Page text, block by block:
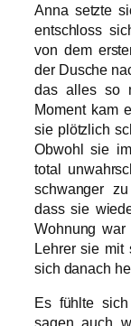
Anna setzte
entschloss
von dem
der Dusche
das alles so
Moment kam
sie plötzlich
Obwohl sie
total
schwanger
dass sie
Wohnung
Lehrer sie mit
sich danach
Es fühlte
sagen auch